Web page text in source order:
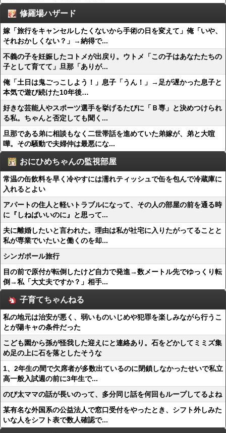
修羅場ハザード
嫁「旅行をキャンセルしたくないから手術の日を変えて」俺「いや、
それおかしくない？」→納得で...
不義の子を妊娠したコトメが出戻り。ウトメ「この子はあなたたちの
子として育てて」旦那「ありが...
俺「土日は鬼ごっこしよう！」息子「うん！」→足が遅かった息子と
本気で遊び続けた10年後…
好きな芸能人やスポーツ選手を挙げるたびに「Ｂ専」と決めつけられ
る私。ちゃんと否定しても聞く...
旦那である弟に相談もなく二世帯話を進めていた弟嫁が、弟と大喧
嘩。その騒動で夫婦仲は最悪にな...
おにひめちゃんの監視部屋
常温の缶飲料を早く冷やすには濡れティッシュで缶を包んで冷蔵庫に
入れるとよい
アパートの住人と軽いトラブルになって、その人の部屋の前を通る時
に『しねばいいのに』と思って...
夫に離婚したいと言われた。理由は私が社宅に入りたがってることと
私が専業でいたいと働くのを却...
シンガポール旅行
目の前で原付が転倒したけど自力で発進→数メートル先でゆっくり転
倒→私「大丈夫ですか？」相手...
子育てちゃんねる
私の地元は治安が悪く、弱いものいじめや犯罪を楽しみながら行うこ
とが陽キャの条件だった
こども園から孫が怪我した迎えにと連絡あり。石をどかしてミミズ集
め足の上に石を落としたそうな
1、2年生の間で欠席者が多数出ているのに閉鎖しなかったせいで私立
高一般入試週の前に3年生で...
のび太ママの話が長いのって、多分同じ話を何回もループしてるよね
某有名な外国系の公益法人で窓口受付をやったとき、シフト外しみた
いな人をシフト表で数人確認で...